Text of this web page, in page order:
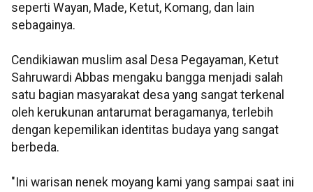
seperti Wayan, Made, Ketut, Komang, dan lain
sebagainya.
Cendikiawan muslim asal Desa Pegayaman, Ketut
Sahruwardi Abbas mengaku bangga menjadi salah
satu bagian masyarakat desa yang sangat terkenal
oleh kerukunan antarumat beragamanya, terlebih
dengan kepemilikan identitas budaya yang sangat
berbeda.
"Ini warisan nenek moyang kami yang sampai saat ini